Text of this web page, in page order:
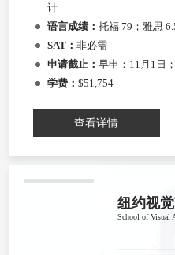
计
语言成绩： 托福 79；雅思
SAT： 非必需
申请截止： 早申：11月1日
学费： $51,754
查看详情
纽约视
School of Visual